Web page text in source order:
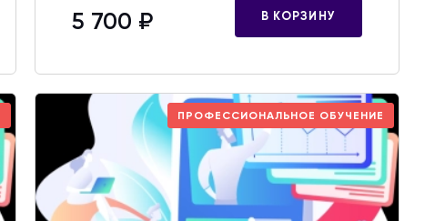
5 700 ₽ В КОРЗИНУ
ПРОФЕССИОНАЛЬНОЕ ОБУЧЕНИЕ